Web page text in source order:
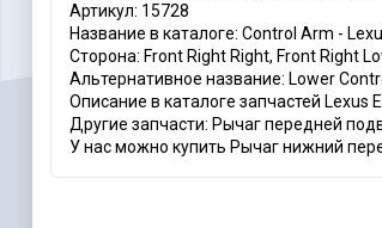
Артикул: 15728
Название в каталоге: Control Arm -
Сторона: Front Right Right, Front Right
Альтернативное название: Lower
Описание в каталоге запчастей Lexus
Другие запчасти: Рычаг передней
У нас можно купить Рычаг нижний